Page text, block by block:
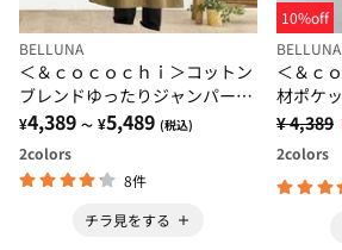
BELLUNA
＜＆ｃｏｃｏｃｈｉ＞コットン
ブレンドゆったりジャンパース
カート
¥4,389 ～ ¥5,489 (税込)
2colors
8件
チラ見をする
10%off
BELLUNA
＜＆ｃ
材ポケ
スカート
¥ 4,389
2colors